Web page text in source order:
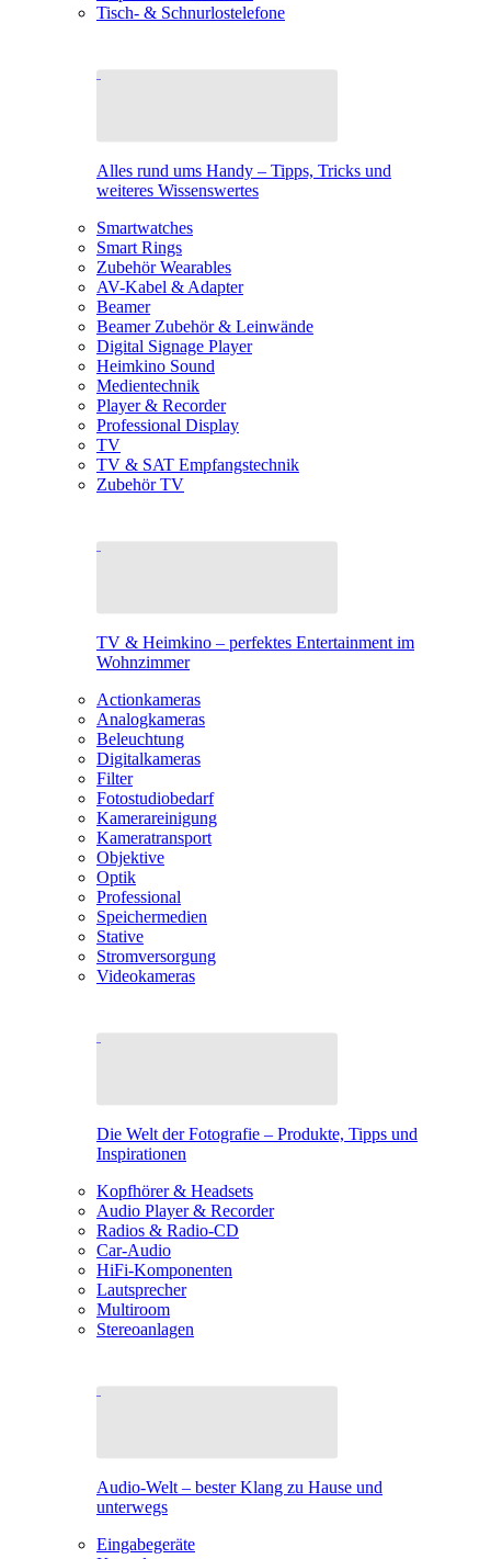
Tisch- & Schnurlostelefone
Alles rund ums Handy – Tipps, Tricks und
weiteres Wissenswertes
Smartwatches
Smart Rings
Zubehör Wearables
AV-Kabel & Adapter
Beamer
Beamer Zubehör & Leinwände
Digital Signage Player
Heimkino Sound
Medientechnik
Player & Recorder
Professional Display
TV
TV & SAT Empfangstechnik
Zubehör TV
TV & Heimkino – perfektes Entertainment im
Wohnzimmer
Actionkameras
Analogkameras
Beleuchtung
Digitalkameras
Filter
Fotostudiobedarf
Kamerareinigung
Kameratransport
Objektive
Optik
Professional
Speichermedien
Stative
Stromversorgung
Videokameras
Die Welt der Fotografie – Produkte, Tipps und
Inspirationen
Kopfhörer & Headsets
Audio Player & Recorder
Radios & Radio-CD
Car-Audio
HiFi-Komponenten
Lautsprecher
Multiroom
Stereoanlagen
Audio-Welt – bester Klang zu Hause und
unterwegs
Eingabegeräte